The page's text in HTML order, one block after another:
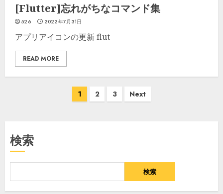
[Flutter]忘れがちなコマンド集
526 2022年7月31日
アプリアイコンの更新 flut
READ MORE
1 2 3 Next
検索
検索